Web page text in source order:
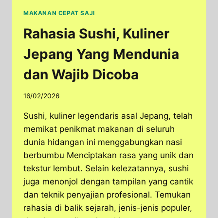
MAKANAN CEPAT SAJI
Rahasia Sushi, Kuliner
Jepang Yang Mendunia
dan Wajib Dicoba
16/02/2026
Sushi, kuliner legendaris asal Jepang, telah
memikat penikmat makanan di seluruh
dunia hidangan ini menggabungkan nasi
berbumbu Menciptakan rasa yang unik dan
tekstur lembut. Selain kelezatannya, sushi
juga menonjol dengan tampilan yang cantik
dan teknik penyajian profesional. Temukan
rahasia di balik sejarah, jenis-jenis populer,